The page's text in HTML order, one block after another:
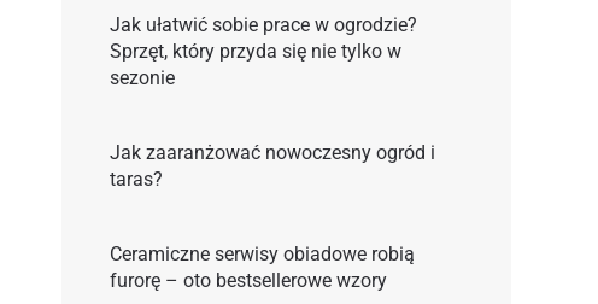
Jak ułatwić sobie prace w ogrodzie?
Sprzęt, który przyda się nie tylko w
sezonie
Jak zaaranżować nowoczesny ogród i
taras?
Ceramiczne serwisy obiadowe robią
furorę – oto bestsellerowe wzory